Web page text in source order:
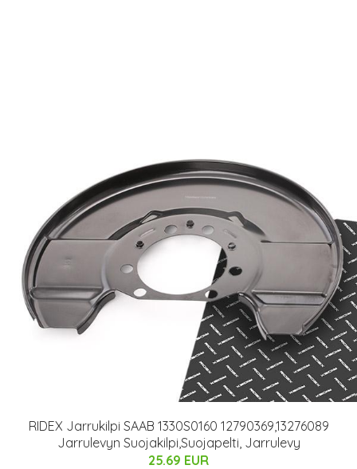
RIDEX Jarrukilpi SAAB 1330S0160 12790369,13276089
Jarrulevyn Suojakilpi,Suojapelti, Jarrulevy
25.69 EUR